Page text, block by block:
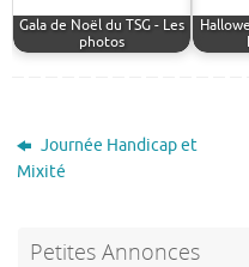
Gala de Noël du TSG - Les
photos
Journée Handicap et
Mixité
Petites Annonces